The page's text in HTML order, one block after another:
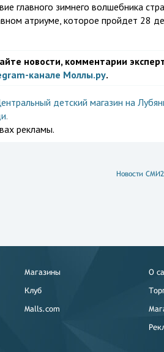
главного зимнего волшебника
атриуме, которое пройдет 28
новости, комментарии
канале Моллы.ру.
детский магазин на
.
рекламы.
Новости СМИ2
Магазины
Клуб
Malls.com
О